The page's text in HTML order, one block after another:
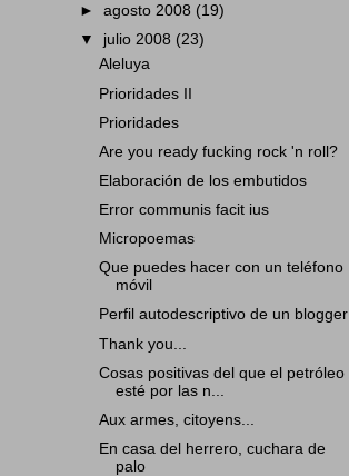
►agosto 2008 (19)
▼ julio 2008 (23)
Aleluya
Prioridades II
Prioridades
Are you ready fucking rock 'n roll?
Elaboración de los embutidos
Error communis facit ius
Micropoemas
Que puedes hacer con un teléfono
móvil
Perfil autodescriptivo de un blogger
Thank you...
Cosas positivas del que el petróleo
esté por las n...
Aux armes, citoyens...
En casa del herrero, cuchara de
palo